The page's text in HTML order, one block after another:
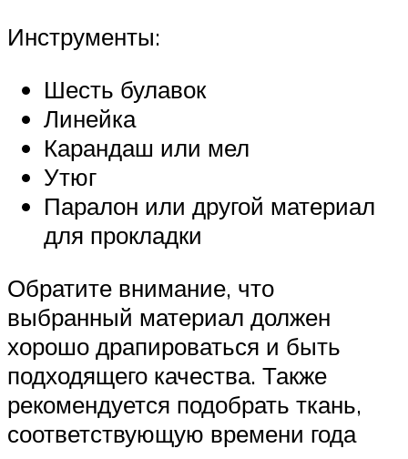
Инструменты:
Шесть булавок
Линейка
Карандаш или мел
Утюг
Паралон или другой материал
для прокладки
Обратите внимание, что
выбранный материал должен
хорошо драпироваться и быть
подходящего качества. Также
рекомендуется подобрать ткань,
соответствующую времени года